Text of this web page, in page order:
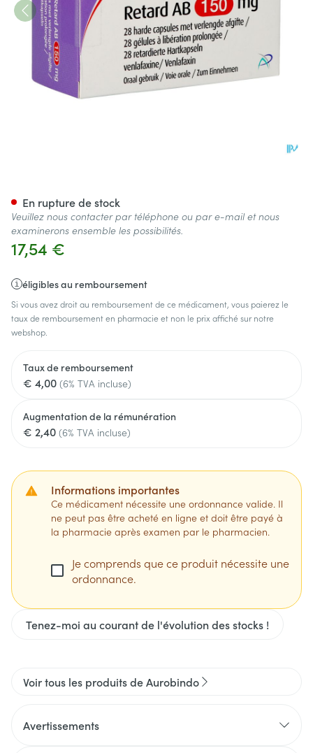
17,54 €
éligibles au remboursement
Si vous avez droit au remboursement de ce médicament, vous paierez le
taux de remboursement en pharmacie et non le prix affiché sur notre
webshop.
Taux de remboursement
€ 4,00 (6% TVA incluse)
Augmentation de la rémunération
€ 2,40 (6% TVA incluse)
Informations importantes
Ce médicament nécessite une ordonnance valide. Il
ne peut pas être acheté en ligne et doit être payé à
la pharmacie après examen par le pharmacien.
Je comprends que ce produit nécessite une
ordonnance.
Tenez-moi au courant de l'évolution des stocks !
En rupture de stock
Veuillez nous contacter par téléphone ou par e-mail et nous
examinerons ensemble les possibilités.
Voir tous les produits de Aurobindo
Avertissements